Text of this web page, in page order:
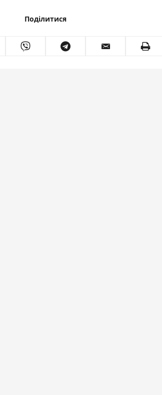
Поділитися